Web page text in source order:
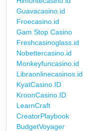
Guavacasino.id
Froecasino.id
Gam Stop Casino
Freshcasinoglass.id
Nobettercasino.id
Monkeyfuncasino.id
Libraonlinecasinos.id
KyatCasino.ID
KroonCasino.ID
LearnCraft
CreatorPlaybook
BudgetVoyager